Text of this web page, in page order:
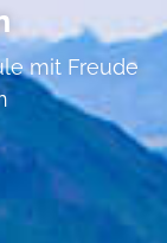
mit Freude